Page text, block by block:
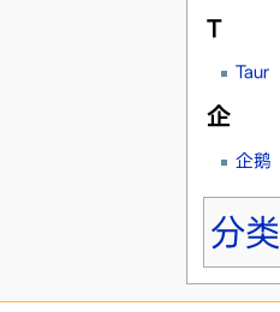
T
Taur
企
企鹅
分类